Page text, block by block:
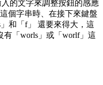
的文字來調整按鈕的感應
個字串時、在接下來鍵盤
和「f」 還要來得大，這
有「worls」或「worlf」這